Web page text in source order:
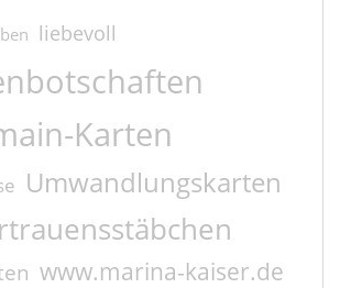
liebevoll
Karten
Umwandlungskarten
www.marina-kaiser.de